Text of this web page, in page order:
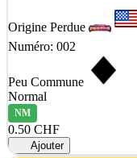
Origine Perdue
Numéro: 002
Peu Commune
Normal
NM
0.50 CHF
Ajouter